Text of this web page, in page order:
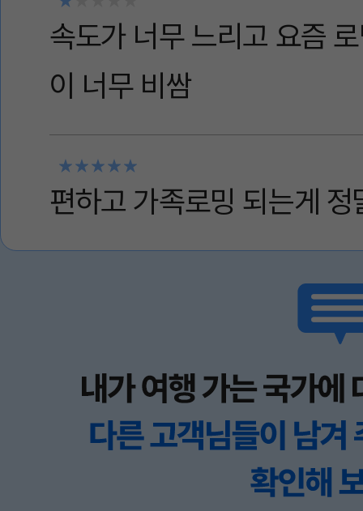
속도가 너무 느리고 요즘
이 너무 비쌈
편하고 가족로밍 되는게 정